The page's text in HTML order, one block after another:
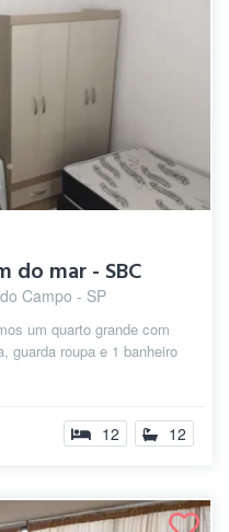
do mar - SBC
Campo - SP
um quarto grande com
guarda roupa e 1 banheiro
12 12